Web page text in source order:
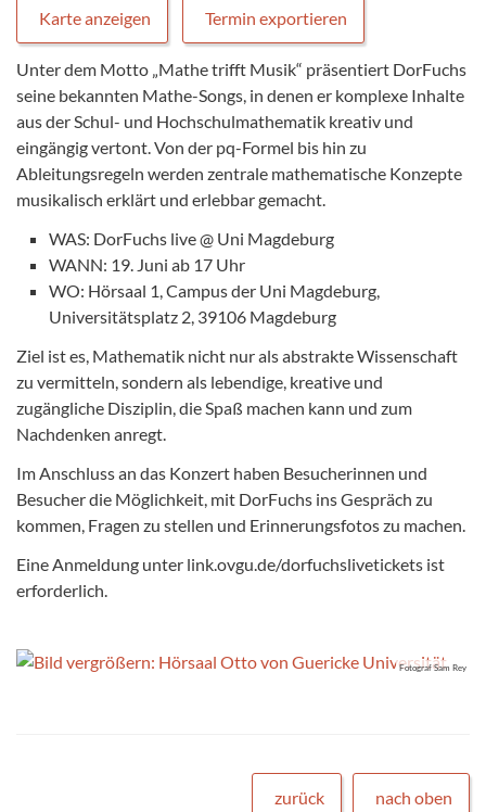
Karte anzeigen Termin exportieren
Unter dem Motto „Mathe trifft Musik“ präsentiert DorFuchs
seine bekannten Mathe-Songs, in denen er komplexe Inhalte
aus der Schul- und Hochschulmathematik kreativ und
eingängig vertont. Von der pq-Formel bis hin zu
Ableitungsregeln werden zentrale mathematische Konzepte
musikalisch erklärt und erlebbar gemacht.
WAS: DorFuchs live @ Uni Magdeburg
WANN: 19. Juni ab 17 Uhr
WO: Hörsaal 1, Campus der Uni Magdeburg,
Universitätsplatz 2, 39106 Magdeburg
Ziel ist es, Mathematik nicht nur als abstrakte Wissenschaft
zu vermitteln, sondern als lebendige, kreative und
zugängliche Disziplin, die Spaß machen kann und zum
Nachdenken anregt.
Im Anschluss an das Konzert haben Besucherinnen und
Besucher die Möglichkeit, mit DorFuchs ins Gespräch zu
kommen, Fragen zu stellen und Erinnerungsfotos zu machen.
Eine Anmeldung unter link.ovgu.de/dorfuchslivetickets ist
erforderlich.
Fotograf Sam Rey
zurück nach oben